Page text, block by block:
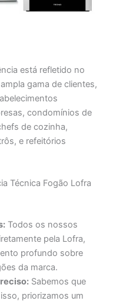
está refletido no
gama de clientes,
condomínios de
de cozinha,
e refeitórios
Técnica Fogão Lofra
Todos os nossos
pela Lofra,
profundo sobre
da marca.
Sabemos que
priorizamos um